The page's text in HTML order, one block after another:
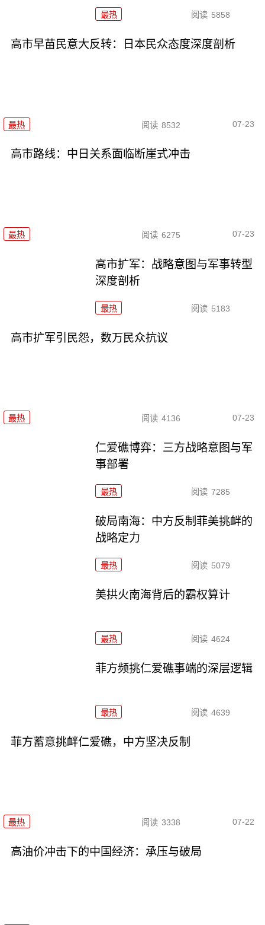
最热 阅读 5858
高市早苗民意大反转：日本民众态度深度剖析
最热 阅读 8532 07-23
高市路线：中日关系面临断崖式冲击
最热 阅读 6275 07-23
高市扩军：战略意图与军事转型
深度剖析
最热 阅读 5183
高市扩军引民怨，数万民众抗议
最热 阅读 4136 07-23
仁爱礁博弈：三方战略意图与军
事部署
最热 阅读 7285
破局南海：中方反制菲美挑衅的
战略定力
最热 阅读 5079
美拱火南海背后的霸权算计
最热 阅读 4624
菲方频挑仁爱礁事端的深层逻辑
最热 阅读 4639
菲方蓄意挑衅仁爱礁，中方坚决反制
最热 阅读 3338 07-22
高油价冲击下的中国经济：承压与破局